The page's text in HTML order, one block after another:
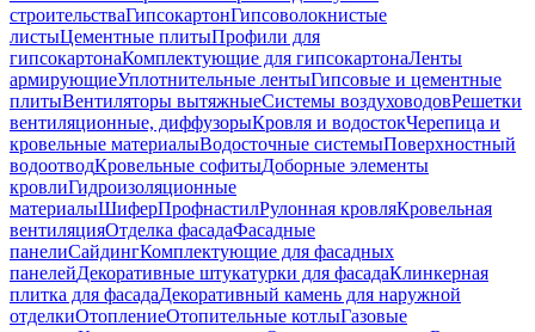
строительстваГипсокартонГипсоволокнистые
листыЦементные плитыПрофили для
гипсокартонаКомплектующие для гипсокартонаЛенты
армирующиеУплотнительные лентыГипсовые и цементные
плитыВентиляторы вытяжныеСистемы воздуховодовРешетки
вентиляционные, диффузорыКровля и водостокЧерепица и
кровельные материалыВодосточные системыПоверхностный
водоотводКровельные софитыДоборные элементы
кровлиГидроизоляционные
материалыШиферПрофнастилРулонная кровляКровельная
вентиляцияОтделка фасадаФасадные
панелиСайдингКомплектующие для фасадных
панелейДекоративные штукатурки для фасадаКлинкерная
плитка для фасадаДекоративный камень для наружной
отделкиОтоплениеОтопительные котлыГазовые